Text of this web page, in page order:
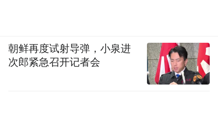
朝鲜再度试射导弹，小泉进
次郎紧急召开记者会